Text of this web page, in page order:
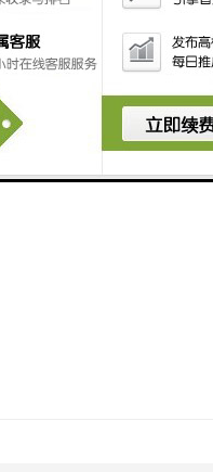
成为工程自动化领域的可以